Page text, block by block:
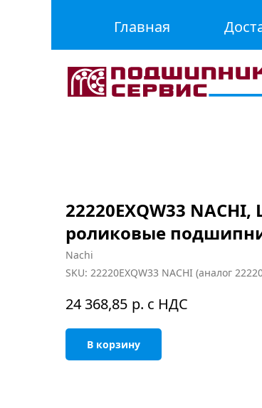
Главная
22220EXQW33
роликовые
Nachi
SKU: 22220EXQW33 NACHI (аналог
24 368,85 р. с НДС
В корзину